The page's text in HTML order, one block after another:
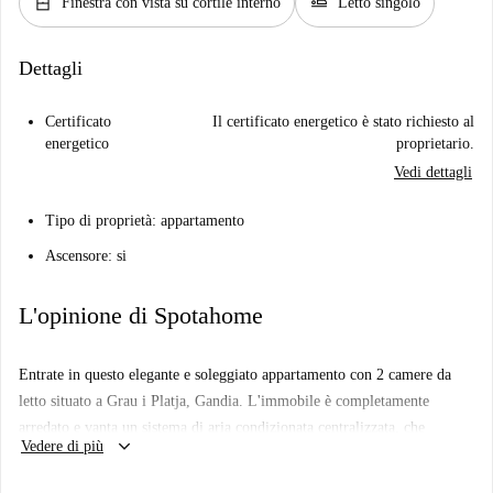
Dettagli
Certificato
energetico
Il certificato energetico è stato richiesto al
proprietario.
Vedi dettagli
Tipo di proprietà: appartamento
Ascensore: si
L'opinione di Spotahome
Entrate in questo elegante e soleggiato appartamento con 2 camere da
letto situato a Grau i Platja, Gandia. L'immobile è completamente
arredato e vanta un sistema di aria condizionata centralizzata, che
garantisce comfort tutto l'anno. La cucina attrezzata include
Vedere di più keyboard_arrow_down